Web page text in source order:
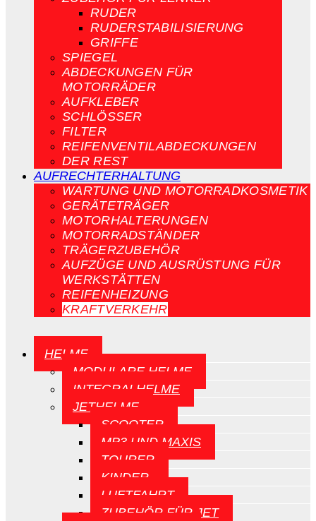
RUDER
RUDERSTABILISIERUNG
GRIFFE
SPIEGEL
ABDECKUNGEN FÜR
MOTORRÄDER
AUFKLEBER
SCHLÖSSER
FILTER
REIFENVENTILABDECKUNGEN
DER REST
AUFRECHTERHALTUNG
WARTUNG UND MOTORRADKOSMETIK
GERÄTETRÄGER
MOTORHALTERUNGEN
MOTORRADSTÄNDER
TRÄGERZUBEHÖR
AUFZÜGE UND AUSRÜSTUNG FÜR
WERKSTÄTTEN
REIFENHEIZUNG
KRAFTVERKEHR
HELME
MODULARE HELME
INTEGRALHELME
JETHELME
SCOOTER
MP3 UND MAXIS
TOURER
KINDER
LUFTFAHRT
ZUBEHÖR FÜR JET